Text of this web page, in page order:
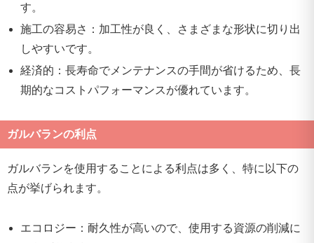
す。
施工の容易さ：加工性が良く、さまざまな形状に切り出
しやすいです。
経済的：長寿命でメンテナンスの手間が省けるため、長
期的なコストパフォーマンスが優れています。
ガルバランの利点
ガルバランを使用することによる利点は多く、特に以下の
点が挙げられます。
エコロジー：耐久性が高いので、使用する資源の削減に